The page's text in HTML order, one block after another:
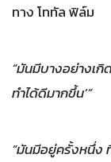
ทาง โททัล ฟิล์ม
“มันมีบางอย่างเกิ
ทำได้ดีมากขึ้น’”
“มันมีอยู่ครั้งหนึ่ง